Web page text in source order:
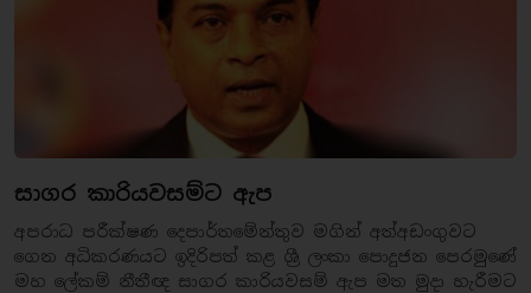
සාගර කාරියවසම්ට ඇප
අපරාධ පරීක්ෂණ දෙපාර්තමේන්තුව මගින් අත්අඩංගුවට
ගෙන අධිකරණයට ඉදිරිපත් කළ ශ්‍රී ලංකා පොදුජන පෙරමුණේ
මහ ලේකම් නීතීඥ සාගර කාරියවසම් ඇප මත මුදා හැරීමට